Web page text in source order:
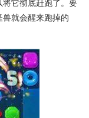
将它彻底赶跑了。要
就会醒来跑掉的